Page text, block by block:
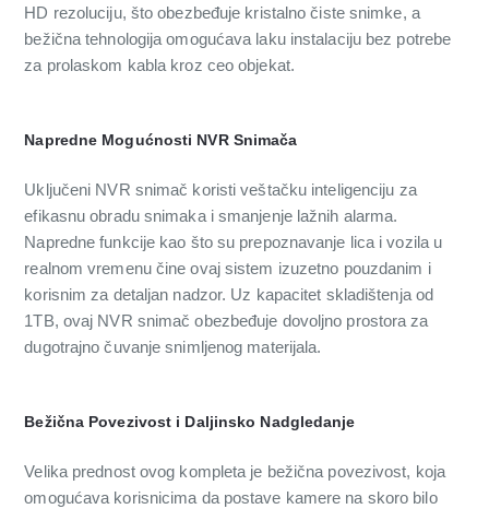
HD rezoluciju, što obezbeđuje kristalno čiste snimke, a
bežična tehnologija omogućava laku instalaciju bez potrebe
za prolaskom kabla kroz ceo objekat.
Napredne Mogućnosti NVR Snimača
Uključeni NVR snimač koristi veštačku inteligenciju za
efikasnu obradu snimaka i smanjenje lažnih alarma.
Napredne funkcije kao što su prepoznavanje lica i vozila u
realnom vremenu čine ovaj sistem izuzetno pouzdanim i
korisnim za detaljan nadzor. Uz kapacitet skladištenja od
1TB, ovaj NVR snimač obezbeđuje dovoljno prostora za
dugotrajno čuvanje snimljenog materijala.
Bežična Povezivost i Daljinsko Nadgledanje
Velika prednost ovog kompleta je bežična povezivost, koja
omogućava korisnicima da postave kamere na skoro bilo